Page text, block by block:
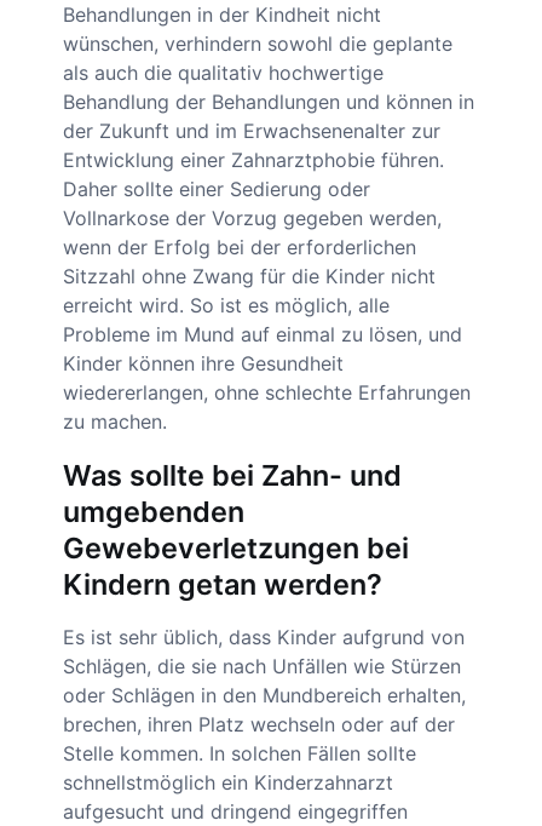
Behandlungen in der Kindheit nicht
wünschen, verhindern sowohl die geplante
als auch die qualitativ hochwertige
Behandlung der Behandlungen und können in
der Zukunft und im Erwachsenenalter zur
Entwicklung einer Zahnarztphobie führen.
Daher sollte einer Sedierung oder
Vollnarkose der Vorzug gegeben werden,
wenn der Erfolg bei der erforderlichen
Sitzzahl ohne Zwang für die Kinder nicht
erreicht wird. So ist es möglich, alle
Probleme im Mund auf einmal zu lösen, und
Kinder können ihre Gesundheit
wiedererlangen, ohne schlechte Erfahrungen
zu machen.
Was sollte bei Zahn- und
umgebenden
Gewebeverletzungen bei
Kindern getan werden?
Es ist sehr üblich, dass Kinder aufgrund von
Schlägen, die sie nach Unfällen wie Stürzen
oder Schlägen in den Mundbereich erhalten,
brechen, ihren Platz wechseln oder auf der
Stelle kommen. In solchen Fällen sollte
schnellstmöglich ein Kinderzahnarzt
aufgesucht und dringend eingegriffen